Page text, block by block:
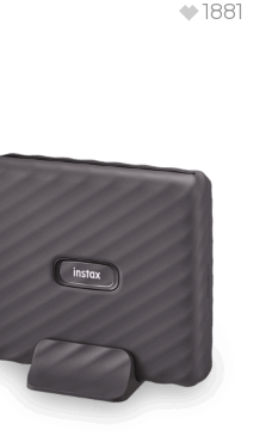
1881